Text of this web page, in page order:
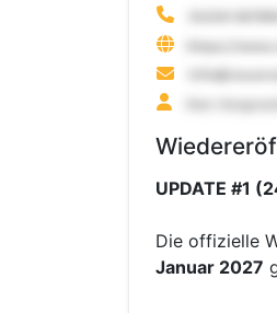
UPDATE #1
Die offizielle
Januar 2027